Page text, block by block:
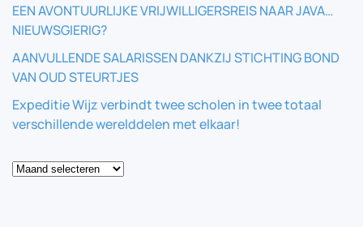
EEN AVONTUURLIJKE VRIJWILLIGERSREIS NAAR JAVA…
NIEUWSGIERIG?
AANVULLENDE SALARISSEN DANKZIJ STICHTING BOND
VAN OUD STEURTJES
Expeditie Wijz verbindt twee scholen in twee totaal
verschillende werelddelen met elkaar!
Blog